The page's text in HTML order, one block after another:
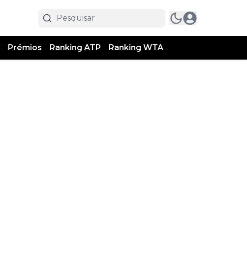
Prémios Ranking ATP Ranking WTA